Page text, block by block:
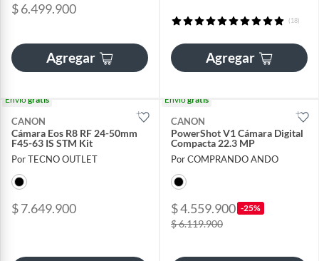
$ 6.499.900
Agregar
(18)
Agregar
Envíogratis
CANON
Cámara Eos R8 RF 24-50mm
F45-63 IS STM Kit
Por TECNO OUTLET
$ 7.649.900
Envíogratis
CANON
PowerShot V1 Cámara Digital
Compacta 22.3 MP
Por COMPRANDO ANDO
$ 4.559.900 -25%
$ 6.119.900